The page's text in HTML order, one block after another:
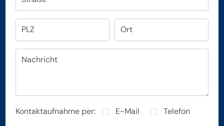
PLZ Ort
Nachricht
Kontaktaufnahme per: E-Mail Telefon